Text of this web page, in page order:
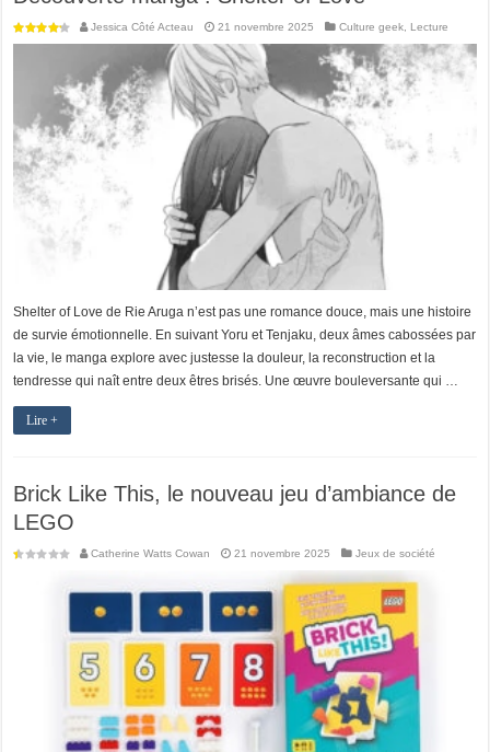
Jessica Côté Acteau 21 novembre 2025 Culture geek Lecture
Shelter of Love de Rie Aruga n’est pas une romance douce, mais une histoire
de survie émotionnelle. En suivant Yoru et Tenjaku, deux âmes cabossées par
la vie, le manga explore avec justesse la douleur, la reconstruction et la
tendresse qui naît entre deux êtres brisés. Une œuvre bouleversante qui …
Lire +
Brick Like This, le nouveau jeu d’ambiance de
LEGO
Catherine Watts Cowan 21 novembre 2025 Jeux de société